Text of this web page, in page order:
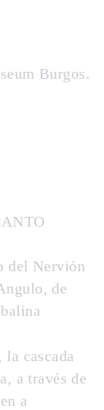
Burgos.
del Nervión
de
cascada
a través de
a